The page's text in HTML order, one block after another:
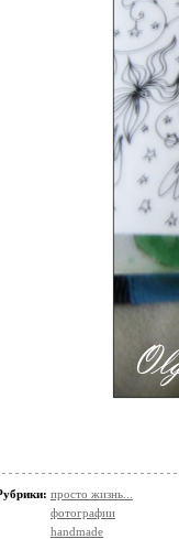
просто жизнь...
фотографии
handmade